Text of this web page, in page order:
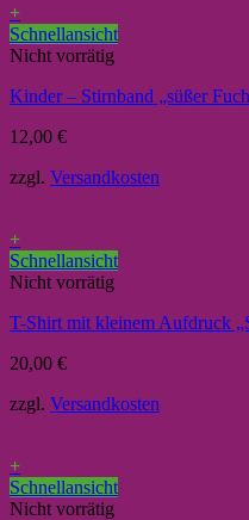
+
Schnellansicht
Nicht vorrätig
Kinder – Stirnband „süßer
12,00 €
zzgl. Versandkosten
+
Schnellansicht
Nicht vorrätig
T-Shirt mit kleinem Aufdruck
20,00 €
zzgl. Versandkosten
+
Schnellansicht
Nicht vorrätig